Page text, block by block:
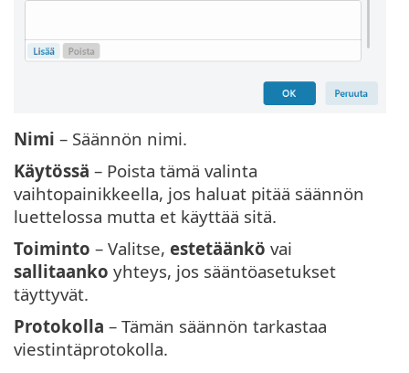
Nimi – Säännön nimi.
Käytössä – Poista tämä valinta
vaihtopainikkeella, jos haluat pitää säännön
luettelossa mutta et käyttää sitä.
Toiminto – Valitse, estetäänkö vai
sallitaanko yhteys, jos sääntöasetukset
täyttyvät.
Protokolla – Tämän säännön tarkastaa
viestintäprotokolla.